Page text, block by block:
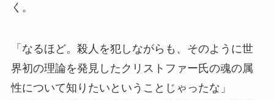
く。
「なるほど。殺人を犯しながらも、そのように世
界初の理論を発見したクリストファー氏の魂の属
性について知りたいということじゃったな」